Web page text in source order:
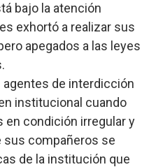
bajo la atención
exhortó a realizar sus
apegados a las leyes
de interdicción
institucional cuando
en condición irregular y
sus compañeros se
de la institución que